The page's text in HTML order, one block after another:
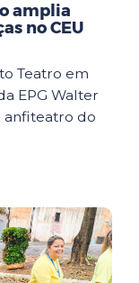
amplia
no CEU
Teatro em
EPG Walter
anfiteatro do